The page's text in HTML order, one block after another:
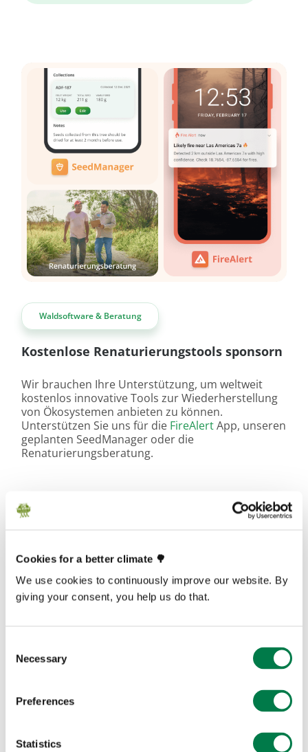
Cookies for a better climate 🌳
We use cookies to continuously improve our website. By
giving your consent, you help us do that.
Selection
Necessary
Preferences
Statistics
Waldsoftware & Beratung
Kostenlose Renaturierungstools sponsorn
Wir brauchen Ihre Unterstützung, um weltweit
kostenlos innovative Tools zur Wiederherstellung
von Ökosystemen anbieten zu können.
Unterstützen Sie uns für die FireAlertApp, unseren
geplanten SeedManager oder die
Renaturierungsberatung.